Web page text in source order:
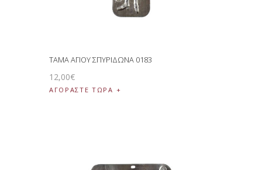
ΤΑΜΑ ΑΓΙΟΥ ΣΠΥΡΙΔΩΝΑ 0183
12,00€
ΑΓΟΡΑΣΤΕ ΤΩΡΑ